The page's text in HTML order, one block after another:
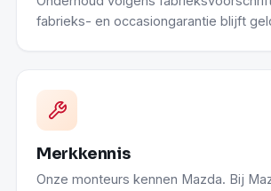
fabrieks- en occasiongarantie blijft
Merkkennis
Onze monteurs kennen Mazda. Bij